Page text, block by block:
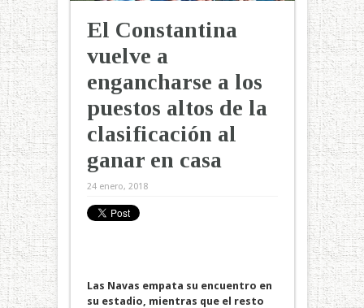
El Constantina
vuelve a
engancharse a los
puestos altos de la
clasificación al
ganar en casa
24 enero, 2018
Las Navas empata su encuentro en
su estadio, mientras que el resto